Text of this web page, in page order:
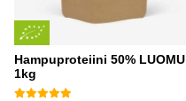
Hampuproteiini 50% LUOMU
1kg